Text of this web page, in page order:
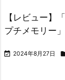
【レビュー】
プチメモリー
 2024年8月27日